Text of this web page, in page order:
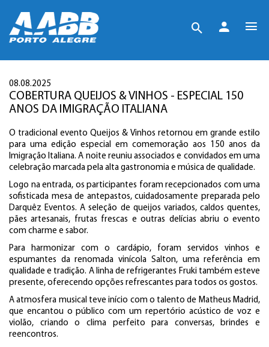
08.08.2025
COBERTURA QUEIJOS & VINHOS - ESPECIAL 150
ANOS DA IMIGRAÇÃO ITALIANA
O tradicional evento Queijos & Vinhos retornou em grande estilo
para uma edição especial em comemoração aos 150 anos da
Imigração Italiana. A noite reuniu associados e convidados em uma
celebração marcada pela alta gastronomia e música de qualidade.
Logo na entrada, os participantes foram recepcionados com uma
sofisticada mesa de antepastos, cuidadosamente preparada pelo
Darquêz Eventos. A seleção de queijos variados, caldos quentes,
pães artesanais, frutas frescas e outras delícias abriu o evento
com charme e sabor.
Para harmonizar com o cardápio, foram servidos vinhos e
espumantes da renomada vinícola Salton, uma referência em
qualidade e tradição. A linha de refrigerantes Fruki também esteve
presente, oferecendo opções refrescantes para todos os gostos.
A atmosfera musical teve início com o talento de Matheus Madrid,
que encantou o público com um repertório acústico de voz e
violão, criando o clima perfeito para conversas, brindes e
reencontros.